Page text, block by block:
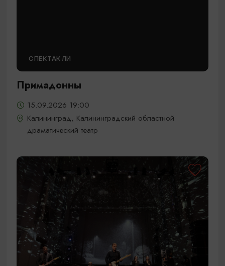
СПЕКТАКЛИ
Примадонны
15.09.2026 19:00
Калининград, Калининградский областной
драматический театр